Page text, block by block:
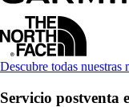
Descubre todas nuestras
Servicio postventa